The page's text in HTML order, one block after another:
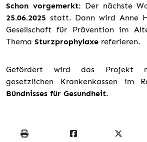
Schon vorgemerkt: Der nächste
25.06.2025 statt. Dann wird Anne
Gesellschaft für Prävention im
Thema Sturzprophylaxe referieren.
Gefördert wird das Projekt
gesetzlichen Krankenkassen im
Bündnisses für Gesundheit.